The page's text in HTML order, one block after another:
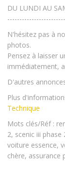
DU LUNDI AU
N'hésitez pas à
photos.
Pensez à laisser
immédiatement,
D'autres
Plus
Technique
Mots clés/Réf :
2, scenic iii phase
voiture essence,
chère, assurance